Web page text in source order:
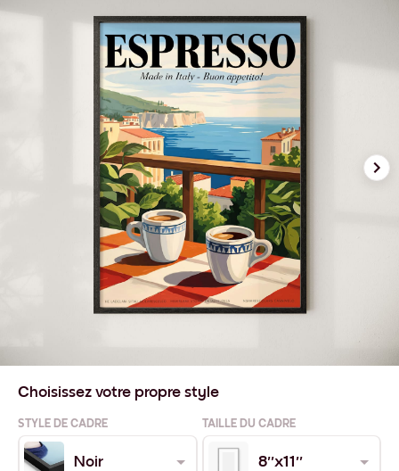
Choisissez votre propre style
STYLE DE CADRE TAILLE DU CADRE
Noir 8''x11''